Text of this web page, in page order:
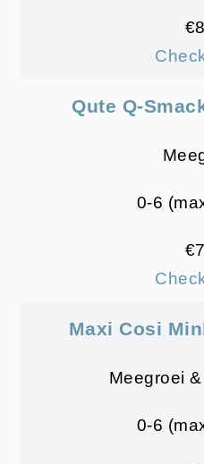
Qute Q-
0-6
Maxi Cosi
Meegroei
0-6